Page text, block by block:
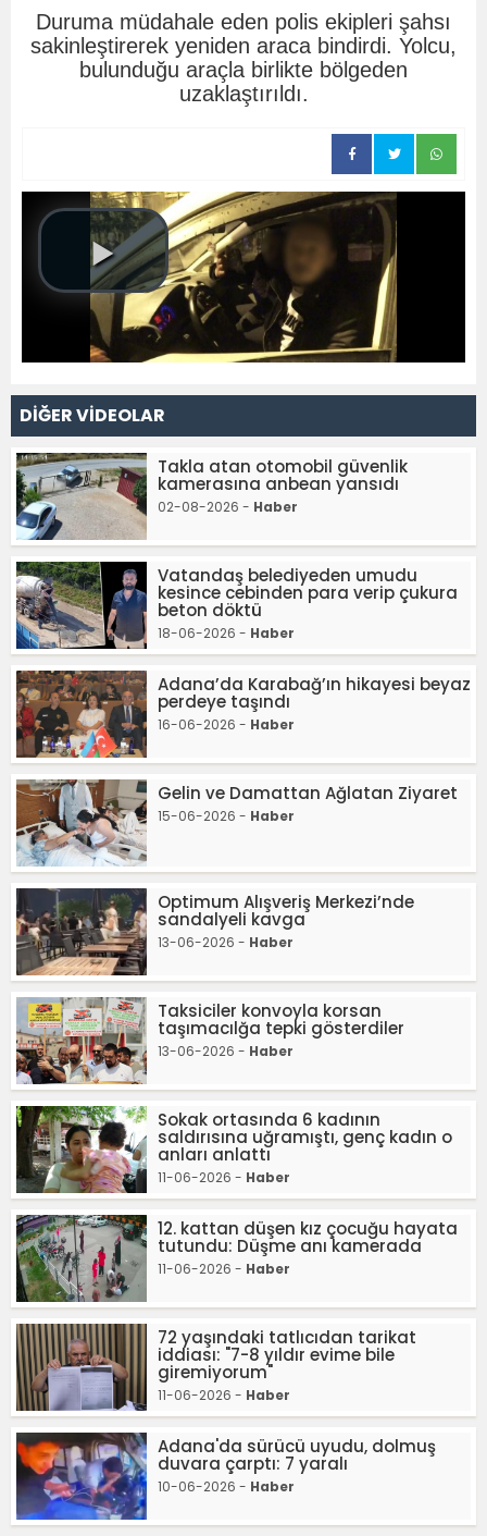
Duruma müdahale eden polis ekipleri şahsı
sakinleştirerek yeniden araca bindirdi. Yolcu,
bulunduğu araçla birlikte bölgeden
uzaklaştırıldı.
DİĞER VİDEOLAR
Takla atan otomobil güvenlik
kamerasına anbean yansıdı
02-08-2026 - Haber
Vatandaş belediyeden umudu
kesince cebinden para verip çukura
beton döktü
18-06-2026 - Haber
Adana’da Karabağ’ın hikayesi beyaz
perdeye taşındı
16-06-2026 - Haber
Gelin ve Damattan Ağlatan Ziyaret
15-06-2026 - Haber
Optimum Alışveriş Merkezi’nde
sandalyeli kavga
13-06-2026 - Haber
Taksiciler konvoyla korsan
taşımacılğa tepki gösterdiler
13-06-2026 - Haber
Sokak ortasında 6 kadının
saldırısına uğramıştı, genç kadın o
anları anlattı
11-06-2026 - Haber
12. kattan düşen kız çocuğu hayata
tutundu: Düşme anı kamerada
11-06-2026 - Haber
72 yaşındaki tatlıcıdan tarikat
iddiası: "7-8 yıldır evime bile
giremiyorum"
11-06-2026 - Haber
Adana'da sürücü uyudu, dolmuş
duvara çarptı: 7 yaralı
10-06-2026 - Haber